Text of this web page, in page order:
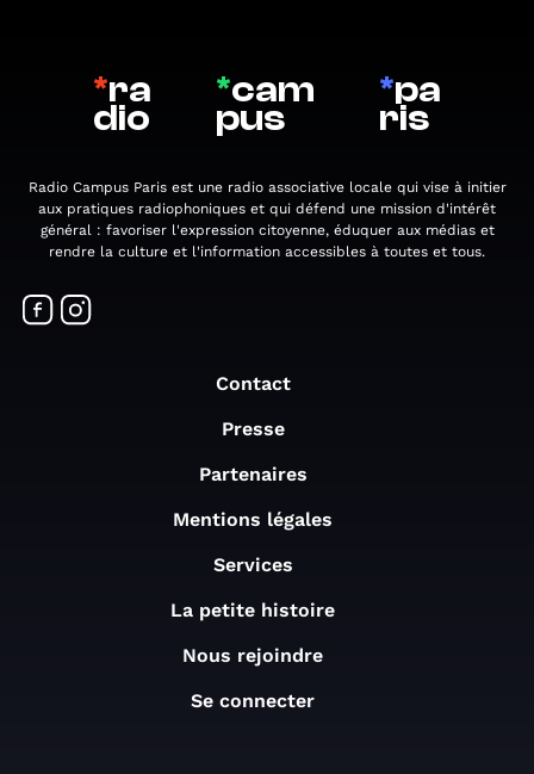
*ra
dio
*cam
pus
*pa
ris
Radio Campus Paris est une radio associative locale qui vise à initier
aux pratiques radiophoniques et qui défend une mission d'intérêt
général : favoriser l'expression citoyenne, éduquer aux médias et
rendre la culture et l'information accessibles à toutes et tous.
Contact
Presse
Partenaires
Mentions légales
Services
La petite histoire
Nous rejoindre
Se connecter